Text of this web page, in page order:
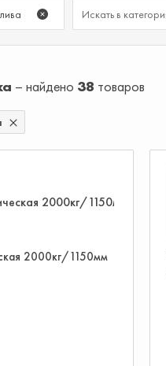
найдено 38 товаров
2000кг/1150мм